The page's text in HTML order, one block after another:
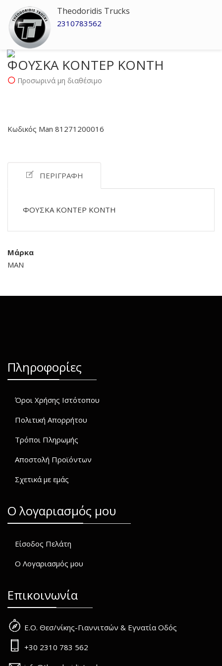
Theodoridis Trucks
2310783562
ΦΟΥΣΚΑ ΚΟΝΤΕΡ ΚΟΝΤΗ
Προσωρινά μη διαθέσιμο
Κωδικός Man 81271200016
ΠΕΡΙΓΡΑΦΉ
ΦΟΥΣΚΑ ΚΟΝΤΕΡ ΚΟΝΤΗ
Μάρκα
MAN
Πληροφορίες
Όροι Χρήσης Ιστότοπου
Πολιτική Απορρήτου
Τρόποι Πληρωμής
Αποστολή Προϊόντων
Σχετικά με εμάς
O λογαριασμός μου
Είσοδος Πελάτη
Ο Λογαριασμός μου
Επικοινωνία
Ε.Ο. Θεσ/νίκης-Γιαννιτσών & Εγνατία Οδός
+30 2310 783 562